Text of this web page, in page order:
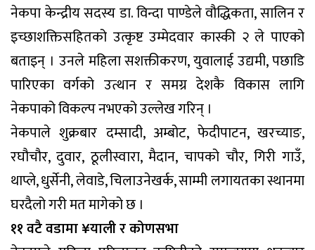
नेकपा केन्द्रीय सदस्य डा. विन्दा पाण्डेले वौद्धिकता, सालिन र
इच्छाशक्तिसहितको उत्कृष्ट उम्मेदवार कास्की २ ले पाएको
बताइन् । उनले महिला सशक्तीकरण, युवालाई उद्यमी, पछाडि
पारिएका वर्गको उत्थान र समग्र देशकै विकास लागि
नेकपाको विकल्प नभएको उल्लेख गरिन् ।
नेकपाले शुक्रबार दम्सादी, अम्बोट, फेदीपाटन, खरच्याङ,
रघौचौर, दुवार, ठूलीस्वारा, मैदान, चापको चौर, गिरी गाउँ,
थाप्ले, धुर्सेनी, लेवाडे, चिलाउनेखर्क, साम्मी लगायतका स्थानमा
घरदैलो गरी मत मागेको छ ।
११ वटै वडामा ¥याली र कोणसभा